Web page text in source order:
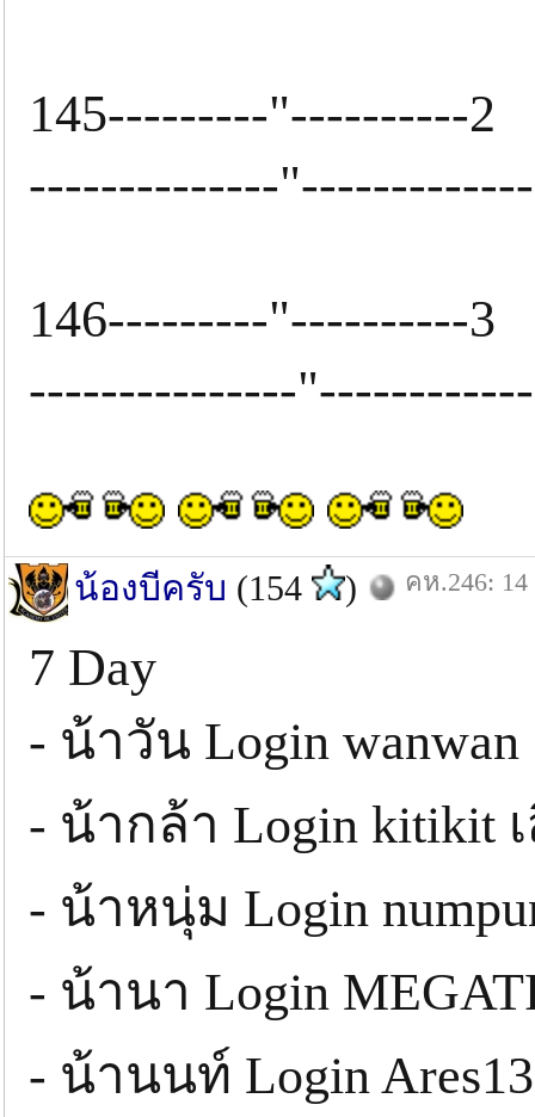
145---------
--------------
146---------
---------------
น้องบีครับ (154 ) คห.246:
7 Day
- น้าวัน Login
- น้ากล้า Login kitikit
- น้าหนุ่ม Login
- น้านา Login
- น้านนท์ Login